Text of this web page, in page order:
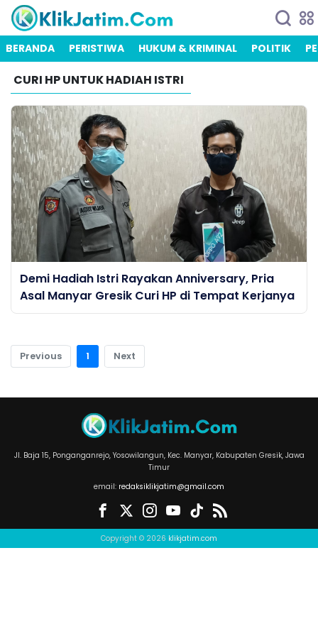
BERANDA PERISTIWA HUKUM & KRIMINAL POLITIK
CURI HP UNTUK HADIAH ISTRI
Demi Hadiah Istri Rayakan Anniversary, Pria
Asal Manyar Gresik Curi HP di Tempat Kerjanya
Previous 1 Next
Jl. Baja 15, Ponganganrejo, Yosowilangun, Kec. Manyar, Kabupaten Gresik, Jawa
Timur
email: redaksiklikjatim@gmail.com
Copyright © 2026 klikjatim.com